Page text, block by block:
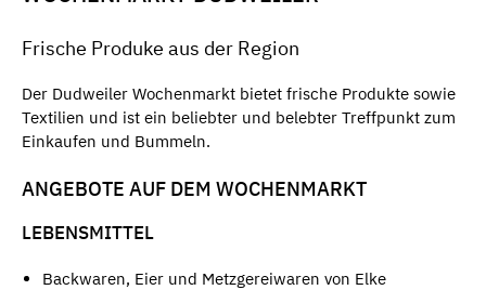
Frische Produke aus der Region
Der Dudweiler Wochenmarkt bietet frische Produkte sowie
Textilien und ist ein beliebter und belebter Treffpunkt zum
Einkaufen und Bummeln.
ANGEBOTE AUF DEM WOCHENMARKT
LEBENSMITTEL
Backwaren, Eier und Metzgereiwaren von Elke